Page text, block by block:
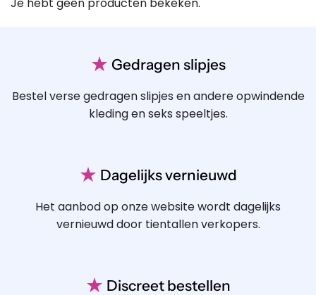
★ Gedragen slipjes
Bestel verse gedragen slipjes en andere opwindende
kleding en seks speeltjes.
★ Dagelijks vernieuwd
Het aanbod op onze website wordt dagelijks
vernieuwd door tientallen verkopers.
★ Discreet bestellen